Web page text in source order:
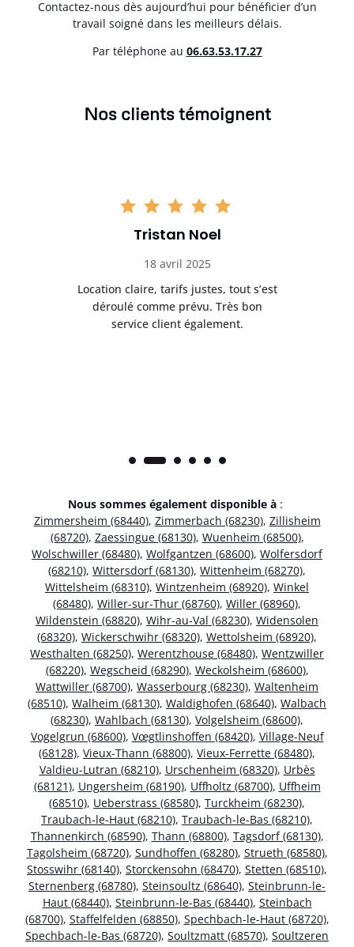
Contactez-nous dès aujourd’hui pour bénéficier d’un
travail soigné dans les meilleurs délais.
Par téléphone au 06.63.53.17.27
Nos clients témoignent
Tristan Noel
18 avril 2025
Location claire, tarifs justes, tout s’est
déroulé comme prévu. Très bon
service client également.
Nous sommes également disponible à :
Zimmersheim (68440), Zimmerbach (68230), Zillisheim
(68720), Zaessingue (68130), Wuenheim (68500),
Wolschwiller (68480), Wolfgantzen (68600), Wolfersdorf
(68210), Wittersdorf (68130), Wittenheim (68270),
Wittelsheim (68310), Wintzenheim (68920), Winkel
(68480), Willer-sur-Thur (68760), Willer (68960),
Wildenstein (68820), Wihr-au-Val (68230), Widensolen
(68320), Wickerschwihr (68320), Wettolsheim (68920),
Westhalten (68250), Werentzhouse (68480), Wentzwiller
(68220), Wegscheid (68290), Weckolsheim (68600),
Wattwiller (68700), Wasserbourg (68230), Waltenheim
(68510), Walheim (68130), Waldighofen (68640), Walbach
(68230), Wahlbach (68130), Volgelsheim (68600),
Vogelgrun (68600), Vœgtlinshoffen (68420), Village-Neuf
(68128), Vieux-Thann (68800), Vieux-Ferrette (68480),
Valdieu-Lutran (68210), Urschenheim (68320), Urbès
(68121), Ungersheim (68190), Uffholtz (68700), Uffheim
(68510), Ueberstrass (68580), Turckheim (68230),
Traubach-le-Haut (68210), Traubach-le-Bas (68210),
Thannenkirch (68590), Thann (68800), Tagsdorf (68130),
Tagolsheim (68720), Sundhoffen (68280), Strueth (68580),
Stosswihr (68140), Storckensohn (68470), Stetten (68510),
Sternenberg (68780), Steinsoultz (68640), Steinbrunn-le-
Haut (68440), Steinbrunn-le-Bas (68440), Steinbach
(68700), Staffelfelden (68850), Spechbach-le-Haut (68720),
Spechbach-le-Bas (68720), Soultzmatt (68570), Soultzeren